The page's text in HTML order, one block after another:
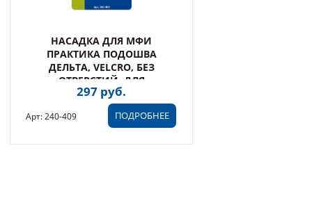
НАСАДКА ДЛЯ МФИ
ПРАКТИКА ПОДОШВА
ДЕЛЬТА, VELCRO, БЕЗ
ОТВЕРСТИЙ, ДЛЯ
ШЛИФЛИСТОВ 80 ММ (240-
409)
297 руб.
ПОДРОБНЕЕ
Арт: 240-409